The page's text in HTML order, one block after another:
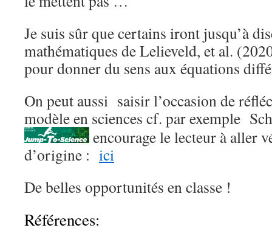
Je suis sûr que certains iront jusqu’à
mathématiques de Lelieveld, et al.
pour donner du sens aux équations
On peut aussi saisir l’occasion de
modèle en sciences cf. par exemple
encourage le lecteur à aller
d’origine : ici
De belles opportunités en classe !
Références: